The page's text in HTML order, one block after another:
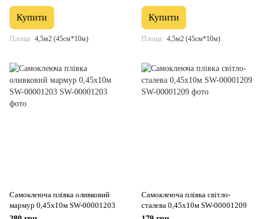
Купити
Площа 4,5м2 (45см*10м)
Купити
Площа 4,5м2 (45см*10м)
Самоклеюча плівка оливковий
мармур 0,45х10м SW-00001203
Самоклеюча плівка світло-
сталева 0,45х10м SW-00001209